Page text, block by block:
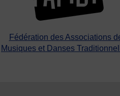
Fédération des Associations
Musiques et Danses